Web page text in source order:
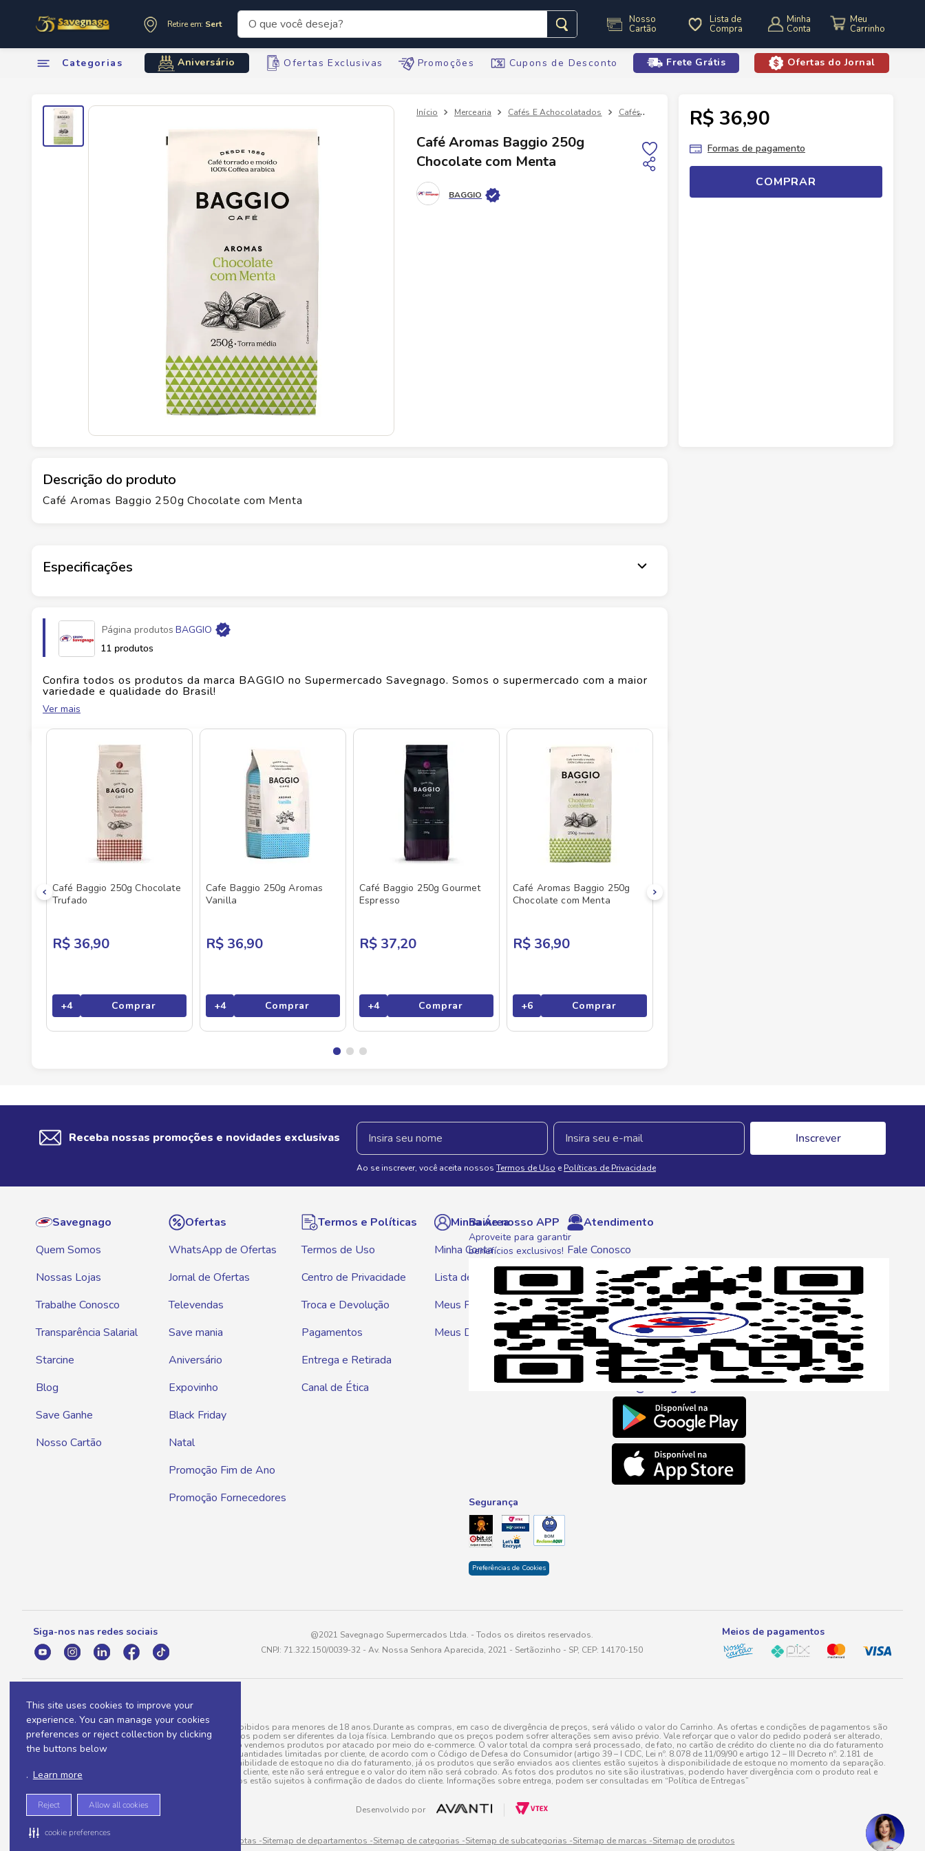
This site uses cookies to improve your
experience. You can manage your cookies
preferences or reject collection by clicking
the buttons below
. Learn more
Reject Allow all cookies
cookie preferences
Retire em: Sertãozinho
O que você deseja? Nosso
Cartão
Lista de
Compra
Minha
Conta
Categorias Aniversário Ofertas Exclusivas Promoções Cupons de Desconto Frete Grátis Ofertas do Jornal
Mercearia Cafés E Achocolatados Cafés Café Aromas Baggio 250g Chocolate com Menta
Café Aromas Baggio 250g
Chocolate com Menta
BAGGIO
Descrição do produto
Café Aromas Baggio 250g Chocolate com Menta
Especificações
Fabricante BAGGIO COFFES EXPORT LTDA ME
EAN 7898922711028
Id do produto
Comprimento
Página produtos BAGGIO
11 produtos
Confira todos os produtos da marca BAGGIO no Supermercado Savegnago. Somos o supermercado com a maior
variedade e qualidade do Brasil!
No Savegnago, você encontra uma ampla seleção de produtos
Ver mais
Café Baggio 250g Chocolate
Trufado
R$ 36,90
+4 Comprar
Cafe Baggio 250g Aromas
Vanilla
R$ 36,90
+4 Comprar
Café Baggio 250g Gourmet
Espresso
R$ 37,20
+4 Comprar
Café Aromas Baggio 250g
Chocolate com Menta
R$ 36,90
+6 Comprar
R$ 36,90
Formas de pagamento
COMPRAR
Receba nossas promoções e novidades exclusivas Inscrever
Ao se inscrever, você aceita nossos Termos de Uso e Políticas de Privacidade
Savegnago
Quem Somos
Nossas Lojas
Trabalhe Conosco
Transparência Salarial
Starcine
Blog
Save Ganhe
Nosso Cartão
Ofertas
WhatsApp de Ofertas
Jornal de Ofertas
Televendas
Save mania
Aniversário
Expovinho
Black Friday
Natal
Promoção Fim de Ano
Promoção Fornecedores
Termos e Políticas
Termos de Uso
Centro de Privacidade
Troca e Devolução
Pagamentos
Entrega e Retirada
Canal de Ética
Minha Área
Minha Conta
Lista de Compras
Meus Pedidos
Meus Descontos
Atendimento
Fale Conosco
WhatsApp
Telefone
0800 016 6680
E-mail
atendimento@savegnago.com.br
Baixe nosso APP
Aproveite para garantir
benefícios exclusivos!
Segurança
Preferências de Cookies
Siga-nos nas redes sociais
@2021 Savegnago Supermercados Ltda. - Todos os direitos reservados.
CNPJ: 71.322.150/0039-32 - Av. Nossa Senhora Aparecida, 2021 - Sertãozinho - SP, CEP: 14170-150
Meios de pagamentos
A venda e o consumo de bebidas alcoólicas são proibidos para menores de 18 anos.Durante as compras, em caso de divergência de preços, será válido o valor do Carrinho. As ofertas e condições de pagamentos são
válidas para a loja eletrônica, sendo que seus preços podem ser diferentes da loja física. Lembrando que os preços podem sofrer alterações sem aviso prévio. Vale reforçar que o valor do pedido poderá ser alterado,
para menos, por conta de produtos variáveis; e não vendemos produtos por atacado por meio do e-commerce. O valor total da compra será processado, de fato, no cartão de crédito do cliente no dia do faturamento
do pedido. Produtos em promoção possuem quantidades limitadas por cliente, de acordo com o Código de Defesa do Consumidor (artigo 39 – I CDC, Lei nº. 8.078 de 11/09/90 e artigo 12 – III Decreto nº. 2.181 de
20/03/97). A venda está diretamente ligada à disponibilidade de estoque no dia do faturamento, já os produtos que serão enviados aos clientes estão sujeitos à disponibilidade de estoque no momento da separação.
Caso algum produto venha a faltar no pedido do cliente, este não será entregue e o valor do item não será cobrado. As fotos dos produtos no site são ilustrativas, podendo haver divergência com o produto real e
todos os pedidos estão sujeitos à confirmação de dados do cliente. Informações sobre entrega, podem ser consultadas em “Política de Entregas”
Desenvolvido por
Sitemap de rotas -Sitemap de departamentos -Sitemap de categorias -Sitemap de subcategorias -Sitemap de marcas -Sitemap de produtos
Termos mais buscados
leite
3º
cerveja
4º
carne
5º
6º
sabonete
7º
oleo
8º
leite integral
10